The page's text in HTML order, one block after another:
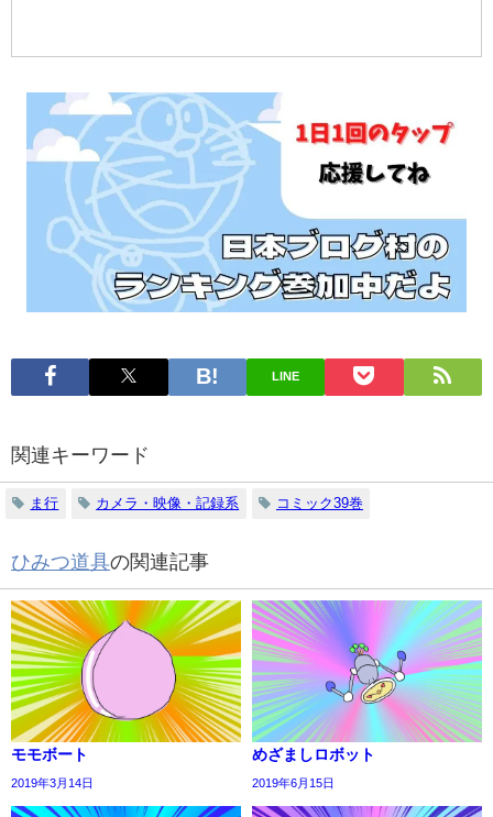
ン
で
読
LINE
関連キーワード
ま行 カメラ・映像・記録系 コミック39巻
ひみつ道具の関連記事
モモボート
2019年3月14日
めざましロボット
2019年6月15日